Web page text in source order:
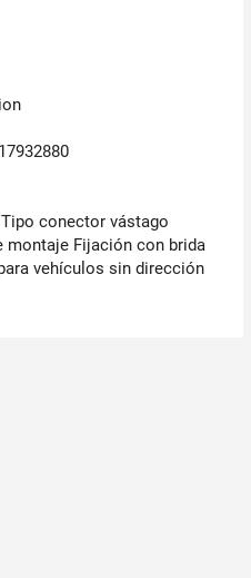
conector vástago
montaje Fijación con brida
vehículos sin dirección